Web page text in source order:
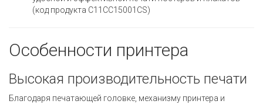
(код продукта C11CC15001CS)
Особенности принтера
Высокая производительность печати
Благодаря печатающей головке, механизму принтера и